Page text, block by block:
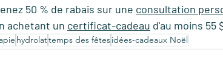
50 % de rabais sur une consultation
achetant un certificat-cadeau d'au moins 55
hydrolattemps des fêtesidées-cadeaux Noël